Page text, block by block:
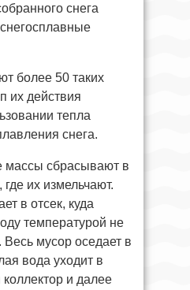
снега
более 50 таких
их действия
тепла
снега.
сбрасывают в
их измельчают.
в отсек, куда
температурой не
Весь мусор оседает в
вода уходит в
и далее